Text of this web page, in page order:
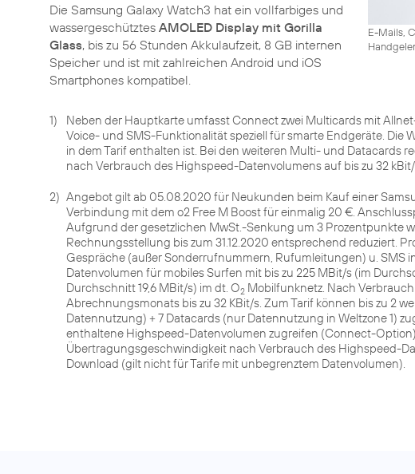
E-Mails,
Die Samsung Galaxy Watch3 hat ein vollfarbiges und
wassergeschütztes AMOLED Display mit Gorilla
Glass, bis zu 56 Stunden Akkulaufzeit, 8 GB internen
Speicher und ist mit zahlreichen Android und iOS
Smartphones kompatibel.
1)
Neben der Hauptkarte umfasst Connect zwei Multicards mit
Voice- und SMS-Funktionalität speziell für smarte Endgeräte.
in dem Tarif enthalten ist. Bei den weiteren Multi- und Datacards
nach Verbrauch des Highspeed-Datenvolumens auf bis zu 32
2) Angebot gilt ab 05.08.2020 für Neukunden beim Kauf einer
Verbindung mit dem o2 Free M Boost für einmalig 20 €.
Aufgrund der gesetzlichen MwSt.-Senkung um 3 Prozentpunkte
Rechnungsstellung bis zum 31.12.2020 entsprechend reduziert.
Gespräche (außer Sonderrufnummern, Rufumleitungen) u. SMS
Datenvolumen für mobiles Surfen mit bis zu 225 MBit/s (im
Durchschnitt 19,6 MBit/s) im dt. O2 Mobilfunknetz. Nach
Abrechnungsmonats bis zu 32 KBit/s. Zum Tarif können bis zu 2
Datennutzung) + 7 Datacards (nur Datennutzung in Weltzone 1)
enthaltene Highspeed-Datenvolumen zugreifen (Connect-
Übertragungsgeschwindigkeit nach Verbrauch des Highspeed-
Download (gilt nicht für Tarife mit unbegrenztem Datenvolumen).